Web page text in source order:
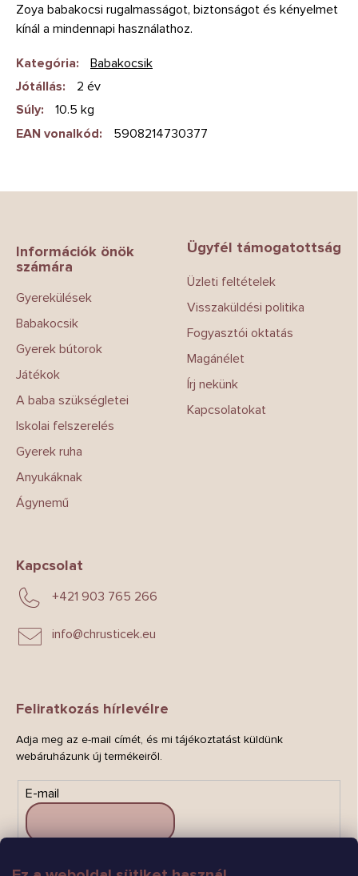
Zoya babakocsi rugalmasságot, biztonságot és kényelmet
kínál a mindennapi használathoz.
Kategória:
Babakocsik
Jótállás:
2 év
Súly:
10.5 kg
EAN vonalkód: 5908214730377
Információk önök
számára
Gyerekülések
Babakocsik
Gyerek bútorok
Játékok
A baba szükségletei
Iskolai felszerelés
Gyerek ruha
Anyukáknak
Ágynemű
Ügyfél támogatottság
Üzleti feltételek
Visszaküldési politika
Fogyasztói oktatás
Magánélet
Írj nekünk
Kapcsolatokat
Kapcsolat
info@chrusticek.eu
+421 903 765 266
Feliratkozás hírlevélre
Adja meg az e-mail címét, és mi tájékoztatást küldünk
webáruházunk új termékeiről.
E-mail